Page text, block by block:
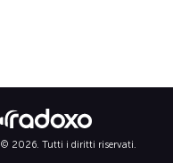
© 2026. Tutti i diritti riservati.